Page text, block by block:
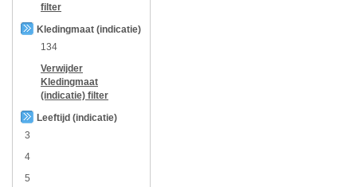
filter
Kledingmaat (indicatie)
134
Verwijder
Kledingmaat
(indicatie) filter
Leeftijd (indicatie)
3
4
5